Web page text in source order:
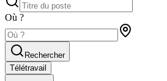
Où ?
Rechercher
Télétravail